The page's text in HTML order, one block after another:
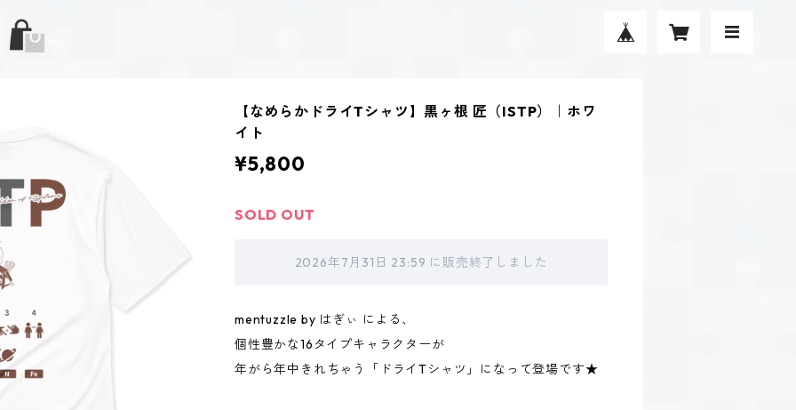
【なめらかドライTシャツ】黒ヶ根 匠（ISTP）｜ホワ
イト
¥5,800
SOLD OUT
2026年7月31日 23:59 に販売終了しました
mentuzzle by はぎぃ による、
個性豊かな16タイプキャラクターが
年がら年中きれちゃう「ドライTシャツ」になって登場です★